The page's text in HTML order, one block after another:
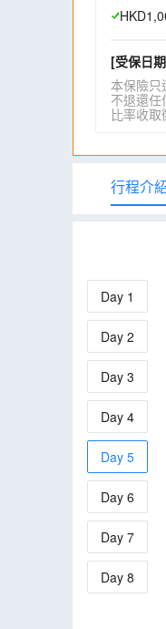
[受保日
本保險
不退還
比率收
行程介
Day 1
Day 2
Day 3
Day 4
Day 5
Day 6
Day 7
Day 8